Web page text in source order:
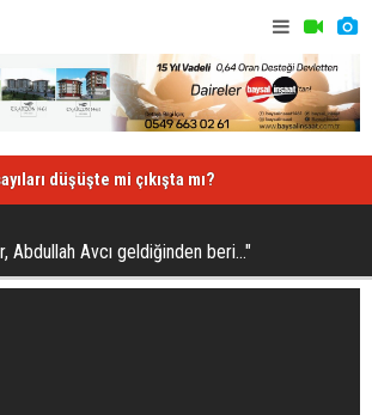
düşüşte mi çıkışta mı?
Abdullah Avcı geldiğinden beri..."